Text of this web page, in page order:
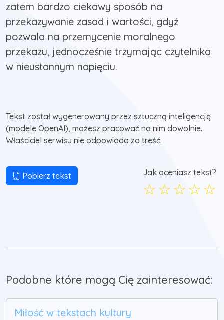
zatem bardzo ciekawy sposób na
przekazywanie zasad i wartości, gdyż
pozwala na przemycenie moralnego
przekazu, jednocześnie trzymając czytelnika
w nieustannym napięciu.
Tekst został wygenerowany przez sztuczną inteligencję
(modele OpenAI), możesz pracować na nim dowolnie.
Właściciel serwisu nie odpowiada za treść.
Pobierz tekst Jak oceniasz tekst?
☆
☆
☆
☆
☆
Podobne które mogą Cię zainteresować:
Miłość w tekstach kultury